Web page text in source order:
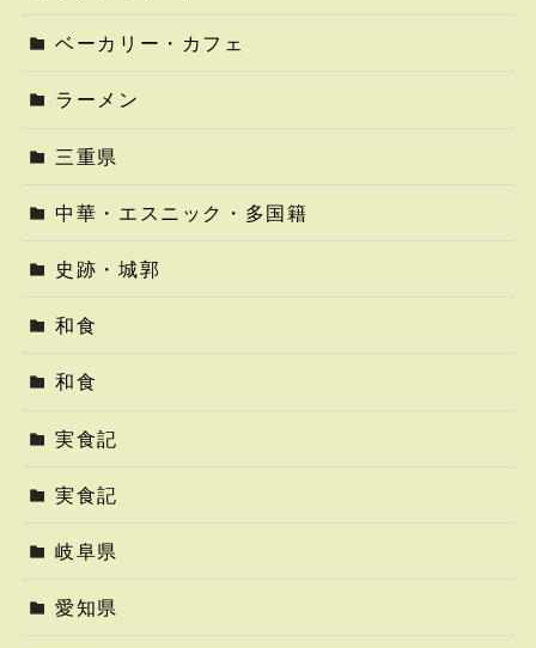
ベーカリー・カフェ
ラーメン
三重県
中華・エスニック・多国籍
史跡・城郭
和食
和食
実食記
実食記
岐阜県
愛知県